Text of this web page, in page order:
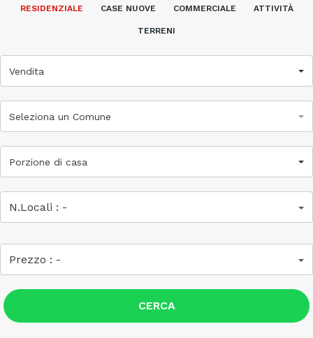
RESIDENZIALE CASE NUOVE COMMERCIALE ATTIVITÀ
TERRENI
Vendita
Seleziona un Comune
Porzione di casa
N.Locali : -
Prezzo : -
CERCA